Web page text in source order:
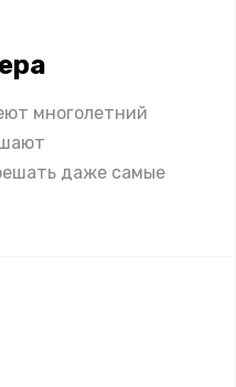
многолетний
даже самые